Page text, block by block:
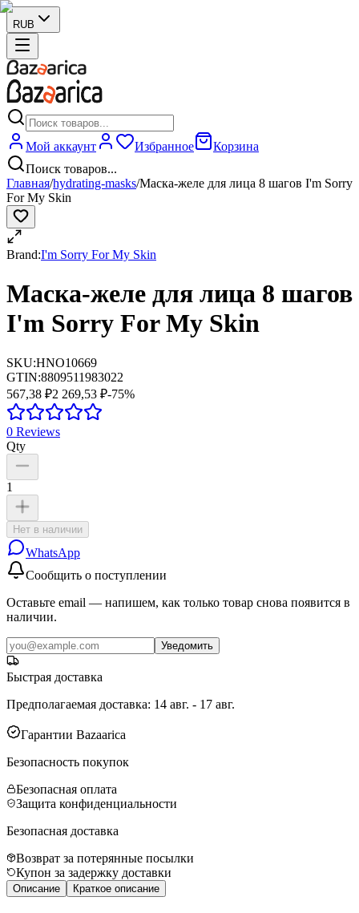
RUB
Мой аккаунт Избранное
Корзина
Поиск товаров...
Главная/hydrating-masks/Маска-желе для лица 8 шагов I'm Sorry
For My Skin
Brand:I'm Sorry For My Skin
Маска-желе для лица 8 шагов
I'm Sorry For My Skin
SKU:HNO10669
GTIN:8809511983022
567,38 ₽2 269,53 ₽-75%
0 Reviews
Qty
1
Нет в наличии
WhatsApp
Сообщить о поступлении
Оставьте email — напишем, как только товар снова появится в
наличии.
Уведомить
Быстрая доставка
Предполагаемая доставка: 14 авг. - 17 авг.
Гарантии Bazaarica
Безопасность покупок
Безопасная оплата
Защита конфиденциальности
Безопасная доставка
Возврат за потерянные посылки
Купон за задержку доставки
Описание Краткое описание